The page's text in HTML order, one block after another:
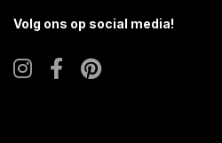
Volg ons op social media!